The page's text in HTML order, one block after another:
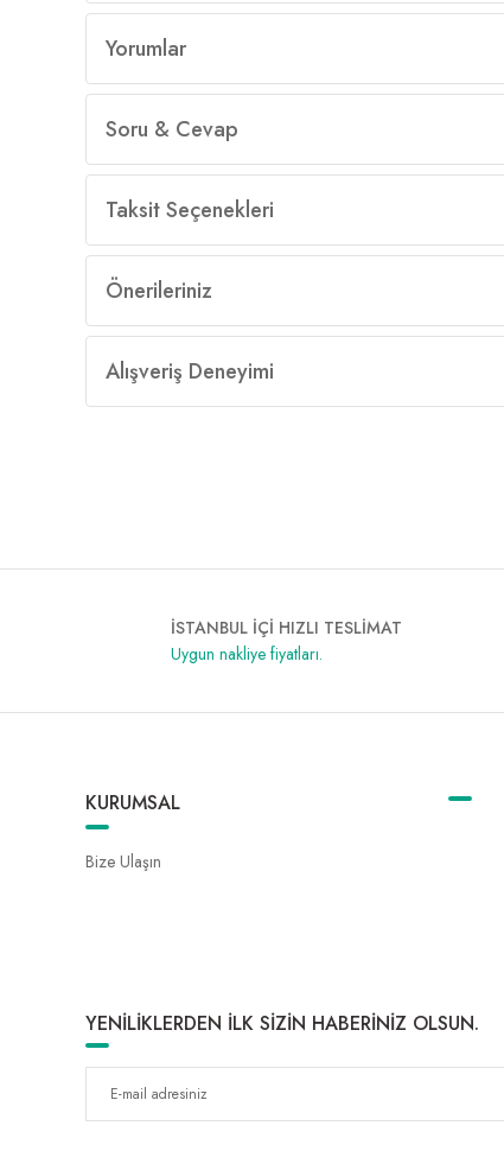
Yorumlar
Soru & Cevap
Taksit Seçenekleri
Önerileriniz
Alışveriş Deneyimi
İSTANBUL İÇİ HIZLI TESLİMAT
Uygun nakliye fiyatları.
KURUMSAL
Bize Ulaşın
YENİLİKLERDEN İLK SİZİN HABERİNİZ OLSUN.